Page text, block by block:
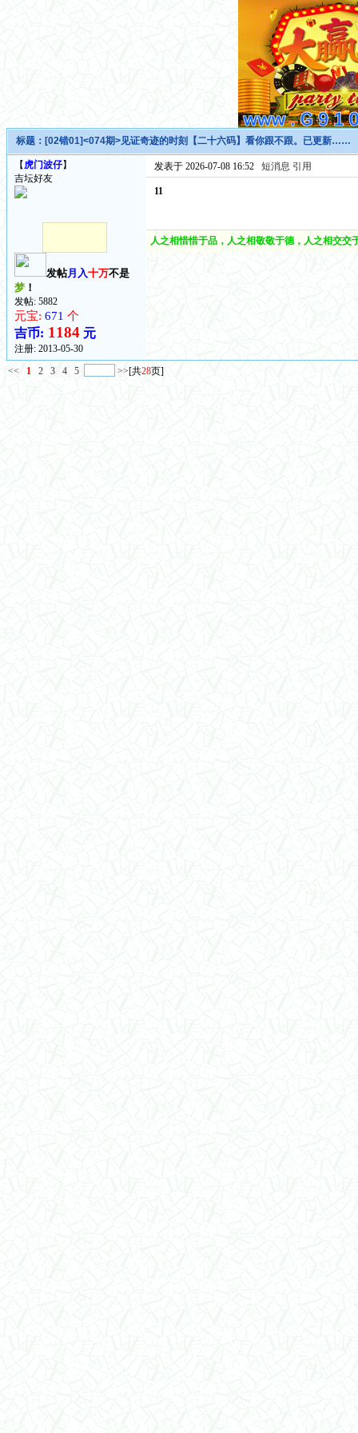
标题： [02错01]<074期>见证奇迹的时刻【二十六码】看你跟不跟。已更新……
【 虎门波仔】
吉坛好友
发帖月入十万不是
梦！
发帖: 5882
元宝: 671 个
吉币: 1184元
注册: 2013-05-30
发表于 2026-07-08 16:52 短消息 引用
11
人之相惜惜于品，人之相敬敬于德，人之相交
<< 1 2 3 4 5 >>[共28页]